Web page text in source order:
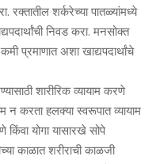
रक्‍तातील शर्करेच्‍या पातळ्यांमध्‍ये
निवड करा. मनसोक्‍त
प्रमाणात अशा खाद्यपदार्थांचे
शारीरिक व्‍यायाम करणे
न करता हलक्‍या स्‍वरूपात व्‍यायाम
योगा यासारखे सोपे
काळात शरीराची काळजी